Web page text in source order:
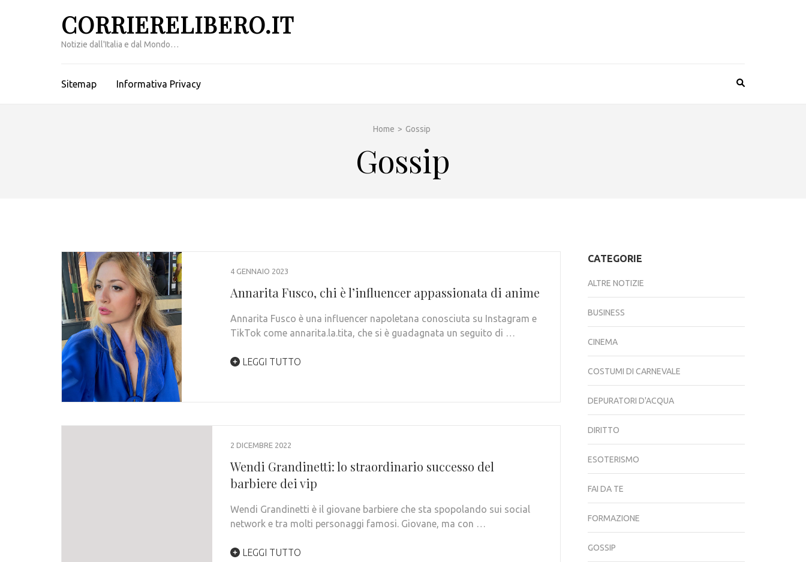
CORRIERELIBERO.IT
Notizie dall'Italia e dal Mondo…
Sitemap Informativa Privacy
Home > Gossip
Gossip
4 GENNAIO 2023
Annarita Fusco, chi è l’influencer appassionata di anime
Annarita Fusco è una influencer napoletana conosciuta su Instagram e
TikTok come annarita.la.tita, che si è guadagnata un seguito di …
LEGGI TUTTO
2 DICEMBRE 2022
Wendi Grandinetti: lo straordinario successo del
barbiere dei vip
Wendi Grandinetti è il giovane barbiere che sta spopolando sui social
network e tra molti personaggi famosi. Giovane, ma con …
LEGGI TUTTO
CATEGORIE
ALTRE NOTIZIE
BUSINESS
CINEMA
COSTUMI DI CARNEVALE
DEPURATORI D'ACQUA
DIRITTO
ESOTERISMO
FAI DA TE
FORMAZIONE
GOSSIP